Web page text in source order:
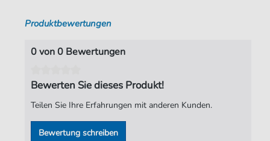
Autoren:
Barre
Seiten:
2
Verlag:
Jürgen Knuth
Produktbewertungen
0 von 0 Bewertungen
Bewerten Sie dieses Produkt!
Teilen Sie Ihre Erfahrungen mit anderen Kunden.
Bewertung schreiben